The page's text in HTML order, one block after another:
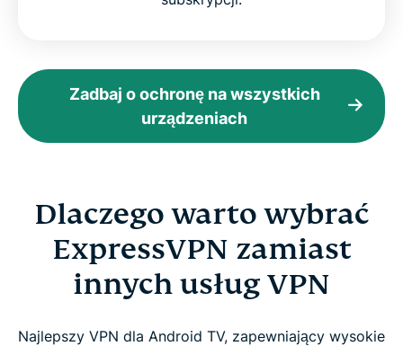
Zadbaj o ochronę na wszystkich
urządzeniach
Dlaczego warto wybrać
ExpressVPN zamiast
innych usług VPN
Najlepszy VPN dla Android TV, zapewniający wysokie